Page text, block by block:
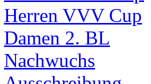
Herren VVV Cup
Damen 2. BL
Nachwuchs